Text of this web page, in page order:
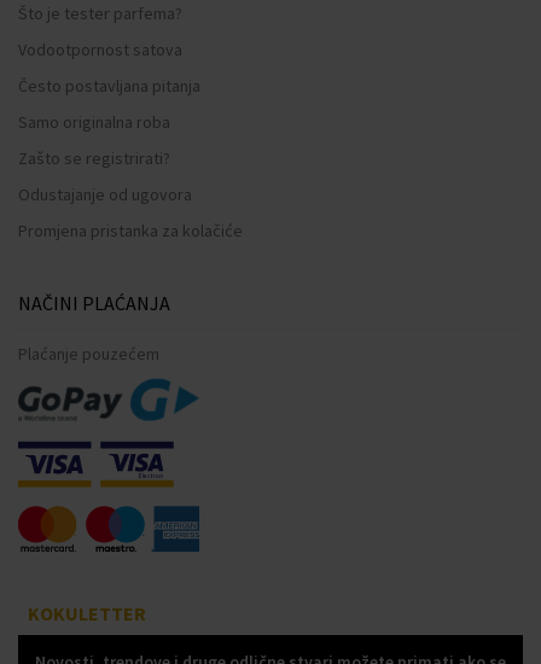
Što je tester parfema?
Vodootpornost satova
Često postavljana pitanja
Samo originalna roba
Zašto se registrirati?
Odustajanje od ugovora
Promjena pristanka za kolačiće
NAČINI PLAĆANJA
Plaćanje pouzećem
KOKULETTER